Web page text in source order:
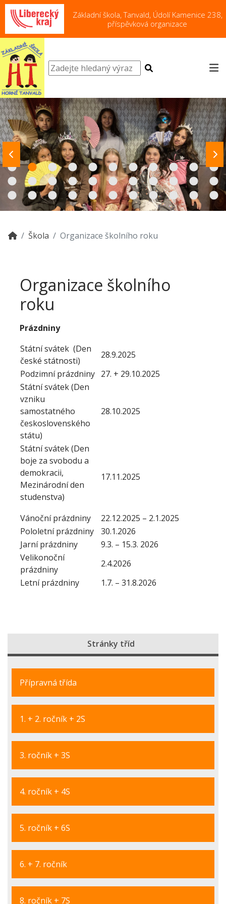
Základní škola, Tanvald, Údolí Kamenice 238,
příspěvková organizace
Škola Organizace školního roku
Organizace školního
roku
Prázdniny
Státní svátek (Den
české státnosti)
28.9.2025
Podzimní prázdniny 27. + 29.10.2025
Státní svátek (Den
vzniku
samostatného
československého
státu)
28.10.2025
Státní svátek (Den
boje za svobodu a
demokracii,
Mezinárodní den
studenstva)
17.11.2025
Vánoční prázdniny
22.12.2025 – 2.1.2025
Pololetní prázdniny
30.1.2026
Jarní prázdniny
9.3. – 15.3. 2026
Velikonoční
prázdniny
2.4.2026
Letní prázdniny
1.7. – 31.8.2026
Stránky tříd
Přípravná třída
1. + 2. ročník + 2S
3. ročník + 3S
4. ročník + 4S
5. ročník + 6S
6. + 7. ročník
8. ročník + 7S